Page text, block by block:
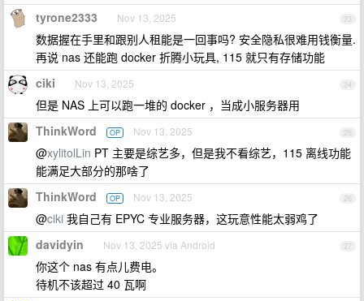
23
tyrone2333 Nov 13, 2025
数据握在手里和跟别人租能是一回事吗? 安全隐私很难用钱衡量.
再说 nas 还能跑 docker 折腾小玩具, 115 就只有存储功能
24
ciki Nov 13, 2025
但是 NAS 上可以跑一堆的 docker ，当成小服务器用
25
ThinkWord OP Nov 13, 2025
@xylitolLin PT 主要是综艺多，但是我不看综艺，115 离线功能
能满足大部分的那啥了
26
ThinkWord OP Nov 13, 2025
@ciki 我自己有 EPYC 专业服务器，这玩意性能太弱鸡了
27
davidyin Nov 13, 2025 via Android
你这个 nas 有点儿费电。
待机不该超过 40 瓦啊